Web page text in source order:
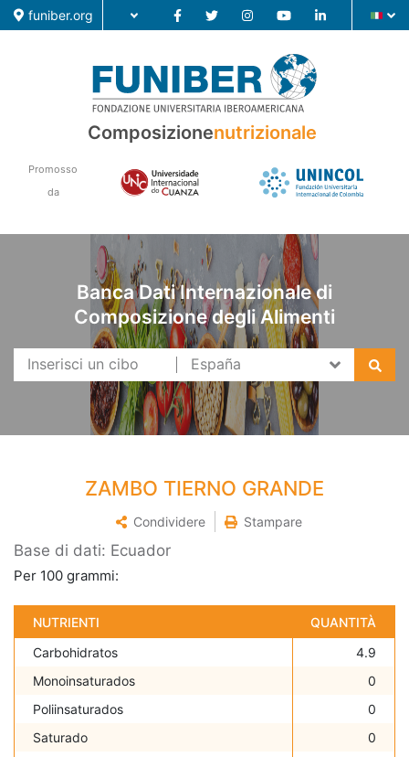
funiber.org
Composizione nutrizionale
Formazione
Notizie
Composizionenutrizionale
Promosso
da
Banca Dati Internazionale di
Composizione degli Alimenti
ZAMBO TIERNO GRANDE
Condividere Stampare
Base di dati: Ecuador
Per 100 grammi:
NUTRIENTI
QUANTITÀ
Carbohidratos
4.9
Monoinsaturados
0
Poliinsaturados
0
Saturado
0